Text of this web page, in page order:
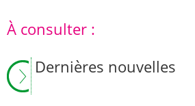
À consulter :
Dernières nouvelles